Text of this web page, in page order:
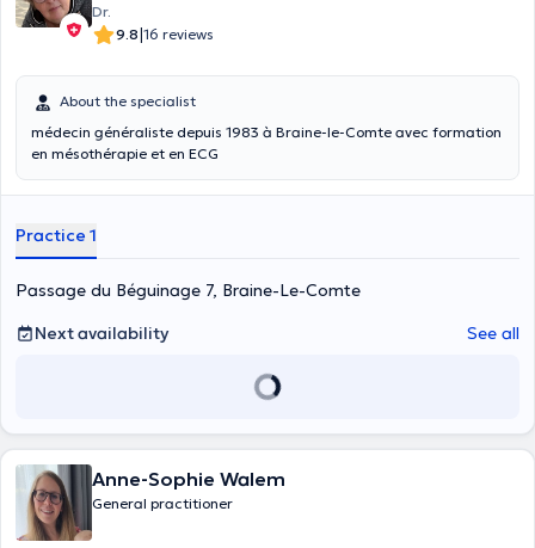
Dr.
9.8|16 reviews
About the specialist
médecin généraliste depuis 1983 à Braine-le-Comte avec formation
en mésothérapie et en ECG
Practice 1
Passage du Béguinage 7, Braine-Le-Comte
Next availability
See all
Anne-Sophie Walem
General practitioner